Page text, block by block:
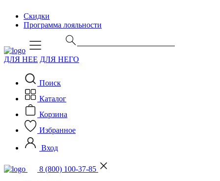
Скидки
Программа лояльности
ДЛЯ НЕЕ ДЛЯ НЕГО
Поиск
Каталог
Корзина
Избранное
Вход
8 (800) 100-37-85